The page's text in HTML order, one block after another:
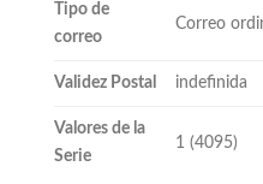
Tipo de
correo
Correo
Validez Postal indefinida
Valores de la
Serie
1 (4095)